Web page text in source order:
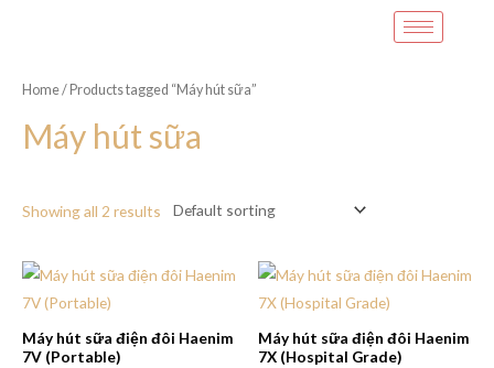
Home/ Products tagged “Máy hút sữa”
Máy hút sữa
Showing all 2 results
Máy hút sữa điện đôi Haenim
7V (Portable)
Máy hút sữa điện đôi Haenim
7X (Hospital Grade)